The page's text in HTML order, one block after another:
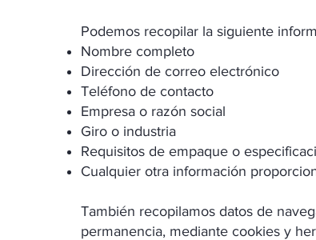
Podemos recopilar la siguiente
Nombre completo
Dirección de correo electrónico
Teléfono de contacto
Empresa o razón social
Giro o industria
Requisitos de empaque o
Cualquier otra información
También recopilamos datos de
permanencia, mediante cookies y